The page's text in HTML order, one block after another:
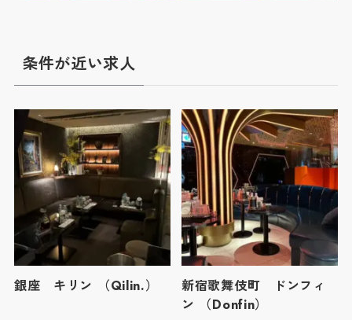
条件が近い求人
銀座 キリン （Qilin.）
新宿歌舞伎町 ドンフィ
ン （Donfin）